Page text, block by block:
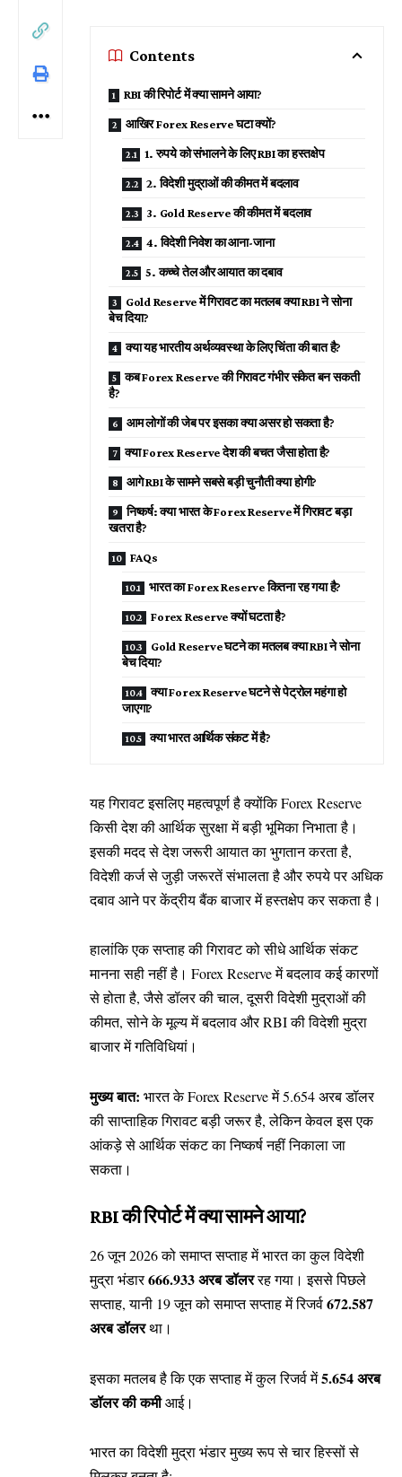
Contents
RBI की रिपोर्ट में क्या सामने आया?
आखिर Forex Reserve घटा क्यों?
1. रुपये को संभालने के लिए RBI का हस्तक्षेप
2. विदेशी मुद्राओं की कीमत में बदलाव
3. Gold Reserve की कीमत में बदलाव
4. विदेशी निवेश का आना-जाना
5. कच्चे तेल और आयात का दबाव
Gold Reserve में गिरावट का मतलब क्या RBI ने सोना
बेच दिया?
क्या यह भारतीय अर्थव्यवस्था के लिए चिंता की बात है?
कब Forex Reserve की गिरावट गंभीर संकेत बन सकती
है?
आम लोगों की जेब पर इसका क्या असर हो सकता है?
क्या Forex Reserve देश की बचत जैसा होता है?
आगे RBI के सामने सबसे बड़ी चुनौती क्या होगी?
निष्कर्ष: क्या भारत के Forex Reserve में गिरावट बड़ा
खतरा है?
FAQs
भारत का Forex Reserve कितना रह गया है?
Forex Reserve क्यों घटता है?
Gold Reserve घटने का मतलब क्या RBI ने सोना
बेच दिया?
क्या Forex Reserve घटने से पेट्रोल महंगा हो
जाएगा?
क्या भारत आर्थिक संकट में है?
यह गिरावट इसलिए महत्वपूर्ण है क्योंकि Forex Reserve
किसी देश की आर्थिक सुरक्षा में बड़ी भूमिका निभाता है।
इसकी मदद से देश जरूरी आयात का भुगतान करता है,
विदेशी कर्ज से जुड़ी जरूरतें संभालता है और रुपये पर अधिक
दबाव आने पर केंद्रीय बैंक बाजार में हस्तक्षेप कर सकता है।
हालांकि एक सप्ताह की गिरावट को सीधे आर्थिक संकट
मानना सही नहीं है। Forex Reserve में बदलाव कई कारणों
से होता है, जैसे डॉलर की चाल, दूसरी विदेशी मुद्राओं की
कीमत, सोने के मूल्य में बदलाव और RBI की विदेशी मुद्रा
बाजार में गतिविधियां।
मुख्य बात: भारत के Forex Reserve में 5.654 अरब डॉलर
की साप्ताहिक गिरावट बड़ी जरूर है, लेकिन केवल इस एक
आंकड़े से आर्थिक संकट का निष्कर्ष नहीं निकाला जा
सकता।
RBI की रिपोर्ट में क्या सामने आया?
26 जून 2026 को समाप्त सप्ताह में भारत का कुल विदेशी
मुद्रा भंडार666.933 अरब डॉलररह गया। इससे पिछले
सप्ताह, यानी 19 जून को समाप्त सप्ताह में रिजर्व672.587
अरब डॉलरथा।
इसका मतलब है कि एक सप्ताह में कुल रिजर्व में5.654 अरब
डॉलर की कमीआई।
भारत का विदेशी मुद्रा भंडार मुख्य रूप से चार हिस्सों से